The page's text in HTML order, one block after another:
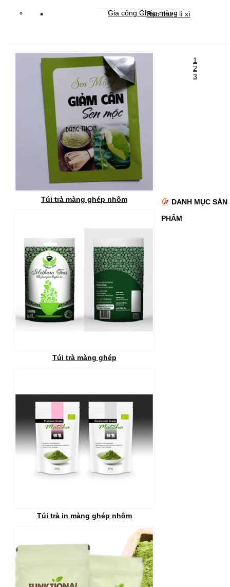
Bao thư - lì xì
Gia công Ghép màng
Cung cấp giấy ghép màng theo yêu cầu
Túi trà màng ghép nhôm
Túi trà màng ghép
Túi trà in màng ghép nhôm
1
2
3
DANH MỤC SẢN
PHẨM